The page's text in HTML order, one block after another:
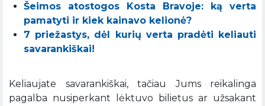
Šeimos atostogos Kosta Bravoje: ką verta
pamatyti ir kiek kainavo kelionė?
7 priežastys, dėl kurių verta pradėti keliauti
savarankiškai!
Keliaujate savarankiškai, tačiau Jums reikalinga
pagalba nusiperkant lėktuvo bilietus ar užsakant